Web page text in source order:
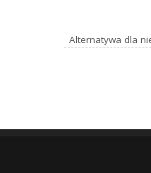
Alternatywa dla